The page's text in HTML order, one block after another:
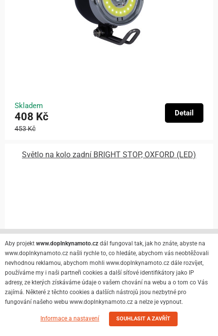
Skladem
408 Kč
453 Kč
Detail
Světlo na kolo zadní BRIGHT STOP, OXFORD (LED)
Aby projekt www.doplnkynamoto.cz dál fungoval tak, jak ho znáte, abyste na
www.doplnkynamoto.cz našli rychle to, co hledáte, abychom vás neobtěžovali
nevhodnou reklamou, abychom mohli www.doplnkynamoto.cz dále rozvíjet,
používáme my i naši partneři cookies a další síťové identifikátory jako IP
adresy, ze kterých získáváme údaje o vašem chování na webu a o tom co Vás
zajímá. Některé z těchto cookies a dalších nástrojů jsou nezbytné pro
fungování našeho webu www.doplnkynamoto.cz a nelze je vypnout.
Informace a nastavení SOUHLASIT A ZAVŘÍT